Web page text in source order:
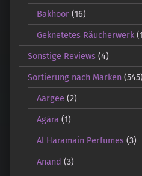
Bakhoor(16)
Geknetetes Räucherwerk
Sonstige Reviews (4)
Sortierung nach Marken (545)
Aargee (2)
Agāra (1)
Al Haramain Perfumes(3)
Anand (3)